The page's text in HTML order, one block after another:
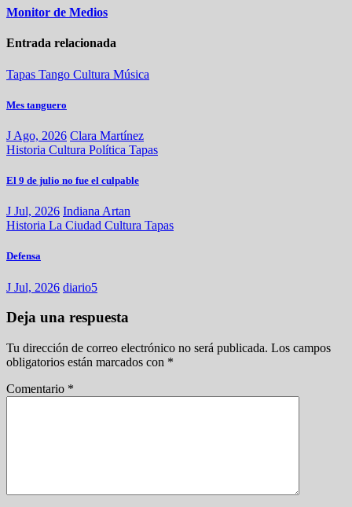
Monitor de Medios
Entrada relacionada
Tapas Tango Cultura Música
Mes tanguero
J Ago, 2026 Clara Martínez
Historia Cultura Política Tapas
El 9 de julio no fue el culpable
J Jul, 2026 Indiana Artan
Historia La Ciudad Cultura Tapas
Defensa
J Jul, 2026 diario5
Deja una respuesta
Tu dirección de correo electrónico no será publicada. Los campos
obligatorios están marcados con *
Comentario *